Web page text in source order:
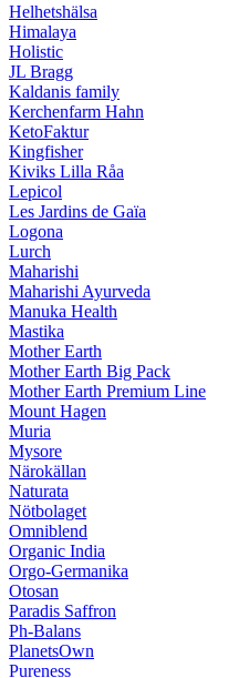
Helhetshälsa
Himalaya
Holistic
JL Bragg
Kaldanis family
Kerchenfarm Hahn
KetoFaktur
Kingfisher
Kiviks Lilla Råa
Lepicol
Les Jardins de Gaïa
Logona
Lurch
Maharishi
Maharishi Ayurveda
Manuka Health
Mastika
Mother Earth
Mother Earth Big Pack
Mother Earth Premium Line
Mount Hagen
Muria
Mysore
Närokällan
Naturata
Nötbolaget
Omniblend
Organic India
Orgo-Germanika
Otosan
Paradis Saffron
Ph-Balans
PlanetsOwn
Pureness